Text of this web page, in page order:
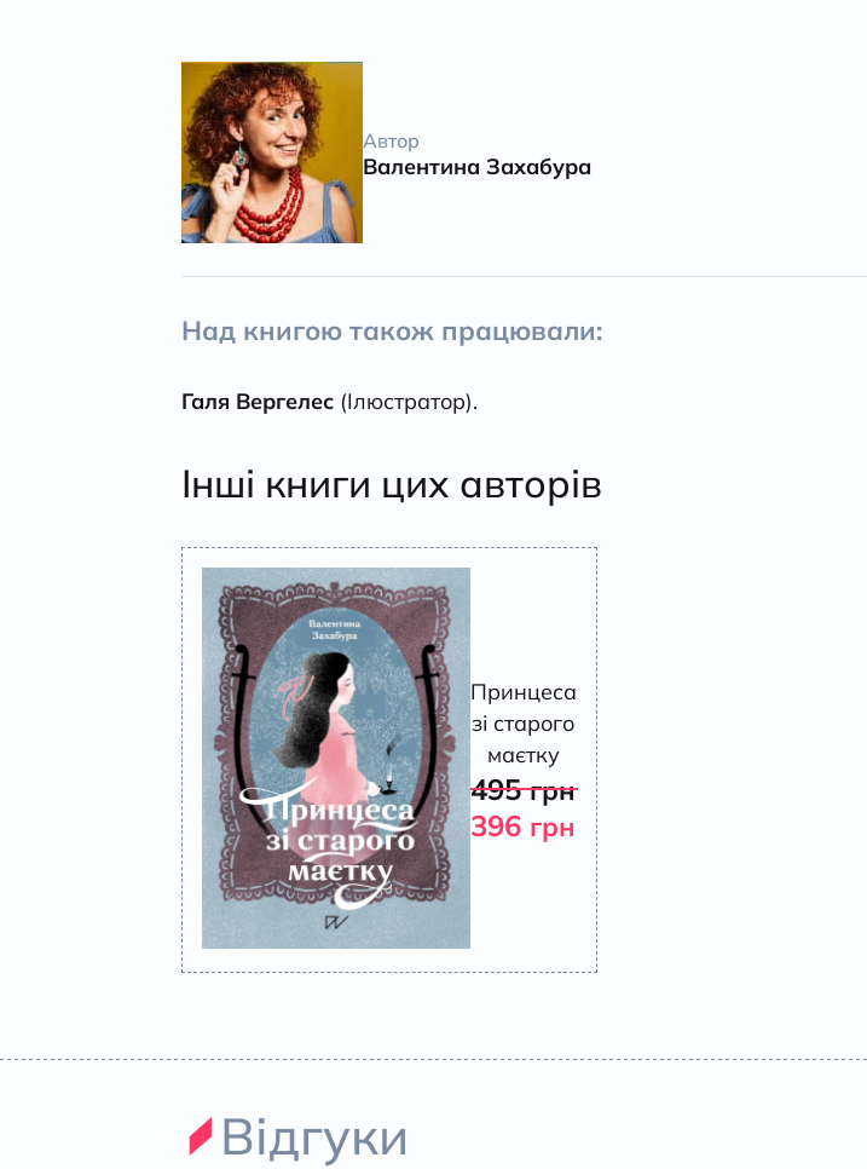
Автор
Валентина Захабура
Над книгою також працювали:
Галя Вергелес (Ілюстратор).
Інші книги цих авторів
Принцеса
зі старого
маєтку
495грн
396 грн
Відгуки